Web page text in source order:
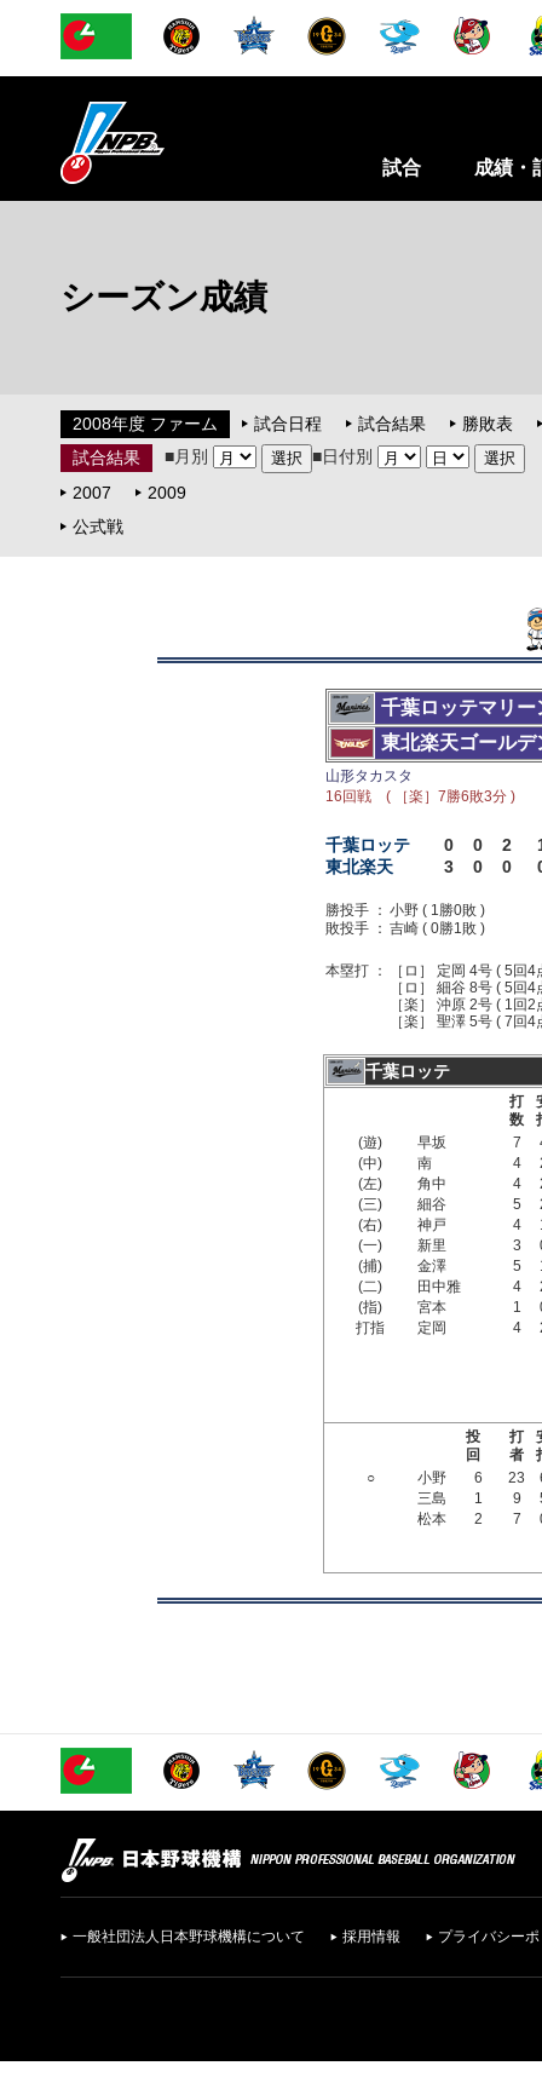
試合 成績・
シーズン成績
2008年度 ファーム 試合日程 試合結果
勝敗表
試合結果
■月別
■日付別
2007
2009
公式戦
千葉ロッテマリー
東北楽天ゴールデ
山形タカスタ
16回戦 ( ［楽］7勝6敗3分 )
千葉ロッテ 0 0 2
東北楽天
3 0 0
勝投手 ： 小野 ( 1勝0敗 )
敗投手 ： 吉崎 ( 0勝1敗 )
本塁打 ：
［ロ］ 定岡 4号 ( 5回4
［ロ］ 細谷 8号 ( 5回4
［楽］ 沖原 2号 ( 1回2
［楽］ 聖澤 5号 ( 7回4
千葉ロッテ
打
数
(遊)
早坂 7
(中)
南 4
(左)
角中 4
(三)
細谷 5
(右)
神戸 4
(一)
新里 3
(捕)
金澤 5
(二)
田中雅 4
(指)
宮本 1
打指
定岡 4
投
回
打
者
○
小野 6 23
三島
1 9
松本
2 7
一般社団法人日本野球機構について 採用情報 プライバシー